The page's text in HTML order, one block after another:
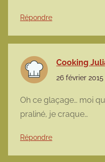
Répondre
Cooking
26 février
Oh ce glaçage… moi
praliné, je craque…
Répondre